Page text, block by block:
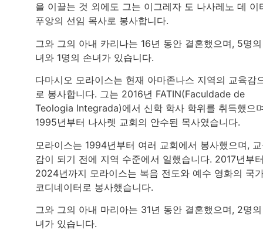
을 이끌는 것 외에도 그는 이그레자 도 나사레노 데 이
푸앙의 선임 목사로 봉사합니다.
그와 그의 아내 카리나는 16년 동안 결혼했으며, 5명
녀와 1명의 손녀가 있습니다.
다마시오 모라이스는 현재 아마존나스 지역의 교육감
로 봉사합니다. 그는 2016년 FATIN(Faculdade de
Teologia Integrada)에서 신학 학사 학위를 취득했으
1995년부터 나사렛 교회의 안수된 목사였습니다.
모라이스는 1994년부터 여러 교회에서 봉사했으며,
감이 되기 전에 지역 수준에서 일했습니다. 2017년부
2024년까지 모라이스는 복음 전도와 예수 영화의 국
코디네이터로 봉사했습니다.
그와 그의 아내 마리아는 31년 동안 결혼했으며, 2명
녀가 있습니다.